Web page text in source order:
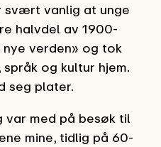
vanlig at unge
halvdel av 1900-
verden» og tok
og kultur hjem.
seg plater.
var med på besøk til
mine, tidlig på 60-